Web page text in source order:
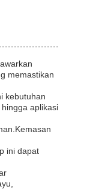
memastikan
kebutuhan
aplikasi
ini dapat